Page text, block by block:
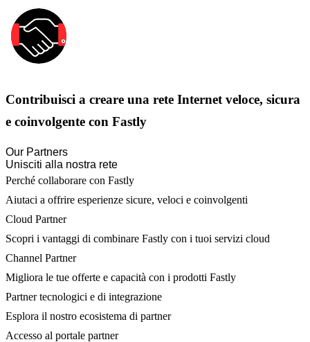
Contribuisci a creare una rete Internet veloce, sicura
e coinvolgente con Fastly
Our Partners
Unisciti alla nostra rete
Perché collaborare con Fastly
Aiutaci a offrire esperienze sicure, veloci e coinvolgenti
Cloud Partner
Scopri i vantaggi di combinare Fastly con i tuoi servizi cloud
Channel Partner
Migliora le tue offerte e capacità con i prodotti Fastly
Partner tecnologici e di integrazione
Esplora il nostro ecosistema di partner
Accesso al portale partner